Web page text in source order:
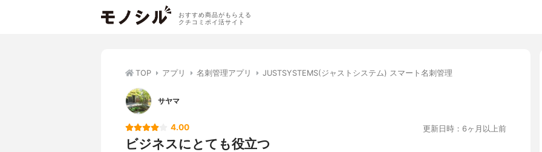
おすすめ商品がもらえる
クチコミポイ活サイト
TOP アプリ 名刺管理アプリ JUSTSYSTEMS(ジャストシステム) スマート名刺管理
サヤマ
4.00 更新日時：6ヶ月以上前
ビジネスにとても役立つ